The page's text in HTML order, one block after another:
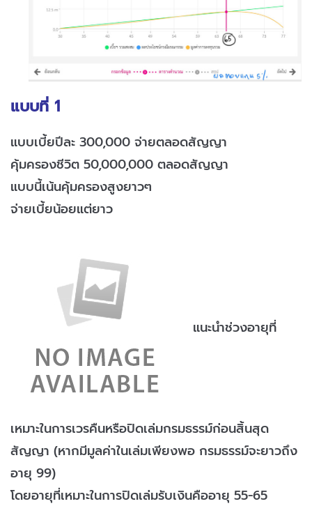
แบบที่ 1
แบบเบี้ยปีละ 300,000 จ่ายตลอดสัญญา
คุ้มครองชีวิต 50,000,000 ตลอดสัญญา
แบบนี้เน้นคุ้มครองสูงยาวๆ
จ่ายเบี้ยน้อยแต่ยาว
แนะนำช่วงอายุที่
เหมาะในการเวรคืนหรือปิดเล่มกรมธรรม์ก่อนสิ้นสุด
สัญญา (หากมีมูลค่าในเล่มเพียงพอ กรมธรรม์จะยาวถึง
อายุ 99)
โดยอายุที่เหมาะในการปิดเล่มรับเงินคืออายุ 55-65